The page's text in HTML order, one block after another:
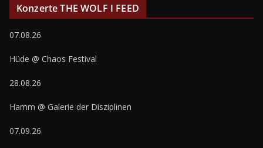
Konzerte THE WOLF I FEED
07.08.26
Hüde @ Chaos Festival
28.08.26
Hamm @ Galerie der Disziplinen
07.09.26